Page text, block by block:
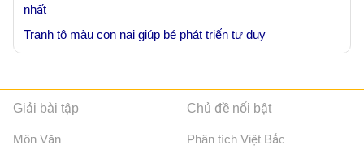
nhất
Tranh tô màu con nai giúp bé phát triển tư duy
Giải bài tập
Môn Văn
Chủ đề nổi bật
Phân tích Việt Bắc